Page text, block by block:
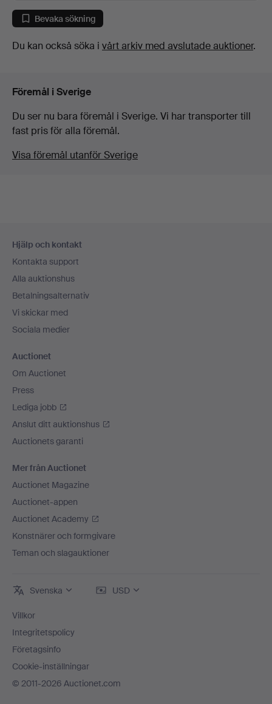
Bevaka sökning
Du kan också söka i vårt arkiv med avslutade auktioner.
Föremål i Sverige
Du ser nu bara föremål i Sverige. Vi har transporter till
fast pris för alla föremål.
Visa föremål utanför Sverige
Hjälp och kontakt
Kontakta support
Alla auktionshus
Betalningsalternativ
Vi skickar med
Sociala medier
Auctionet
Om Auctionet
Press
Lediga jobb
Anslut ditt auktionshus
Auctionets garanti
Mer från Auctionet
Auctionet Magazine
Auctionet-appen
Auctionet Academy
Konstnärer och formgivare
Teman och slagauktioner
Svenska USD
Villkor
Integritetspolicy
Företagsinfo
Cookie-inställningar
© 2011-2026 Auctionet.com